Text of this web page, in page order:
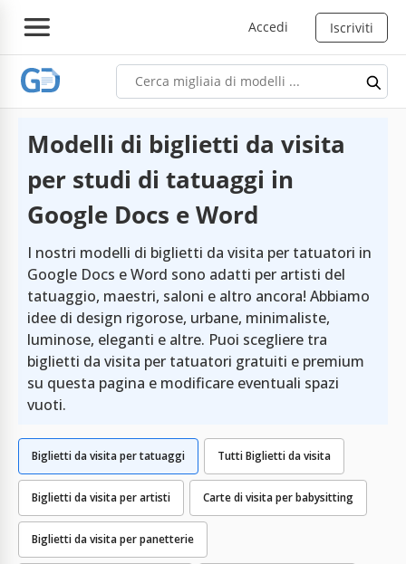
Accedi Iscriviti
Modelli di biglietti da visita
per studi di tatuaggi in
Google Docs e Word
I nostri modelli di biglietti da visita per tatuatori in
Google Docs e Word sono adatti per artisti del
tatuaggio, maestri, saloni e altro ancora! Abbiamo
idee di design rigorose, urbane, minimaliste,
luminose, eleganti e altre. Puoi scegliere tra
biglietti da visita per tatuatori gratuiti e premium
su questa pagina e modificare eventuali spazi
vuoti.
Tutti Biglietti da visita
Biglietti da visita per artisti Carte di visita per babysitting
Biglietti da visita per panetterie
Biglietti da visita per tatuaggi